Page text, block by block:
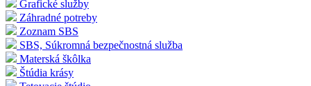
Grafické služby
Záhradné potreby
Zoznam SBS
SBS, Súkromná bezpečnostná služba
Materská škôlka
Štúdia krásy